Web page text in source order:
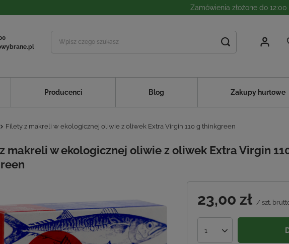
Zamówienia złożone do
Producenci Blog Zakupy hurtowe
Filety z makreli w ekologicznej oliwie z oliwek Extra Virgin 110 g thinkgreen
makreli w ekologicznej oliwie z oliwek Extra Virgin
23,00 zł / szt.
1